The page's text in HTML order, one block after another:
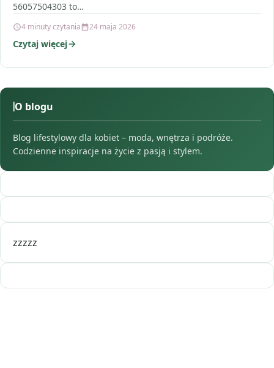
56057504303 to…
4 minuty czytania 24 maja 2026
Czytaj więcej
O blogu
Blog lifestylowy dla kobiet – moda, wnętrza i podróże.
Codzienne inspiracje na życie z pasją i stylem.
zzzzz